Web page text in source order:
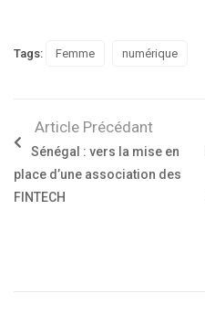
Tags: Femme numérique
Article Précédant
Sénégal : vers la mise en
place d’une association des
FINTECH